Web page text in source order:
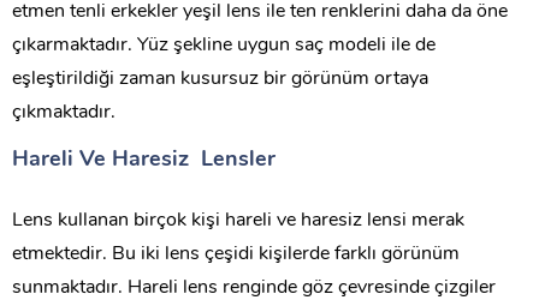
etmen tenli erkekler yeşil lens ile ten renklerini daha da öne
çıkarmaktadır. Yüz şekline uygun saç modeli ile de
eşleştirildiği zaman kusursuz bir görünüm ortaya
çıkmaktadır.
Hareli Ve Haresiz Lensler
Lens kullanan birçok kişi hareli ve haresiz lensi merak
etmektedir. Bu iki lens çeşidi kişilerde farklı görünüm
sunmaktadır. Hareli lens renginde göz çevresinde çizgiler